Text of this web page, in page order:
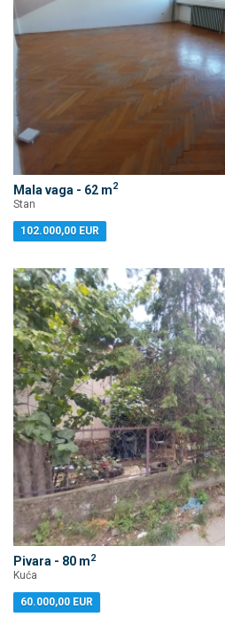
Mala vaga - 62 m2
Stan
102.000,00 EUR
Pivara - 80 m2
Kuća
60.000,00 EUR